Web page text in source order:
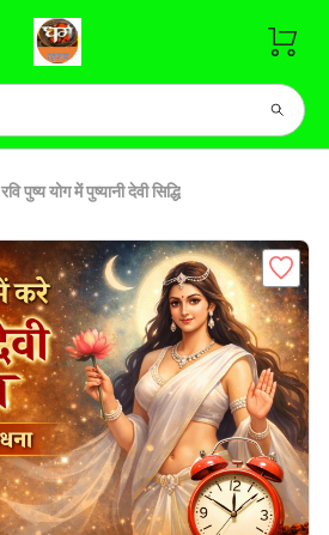
सिर्फ 3 घंटे की साधना रवि पुष्य योग में पुष्यानी देवी सिद्धि